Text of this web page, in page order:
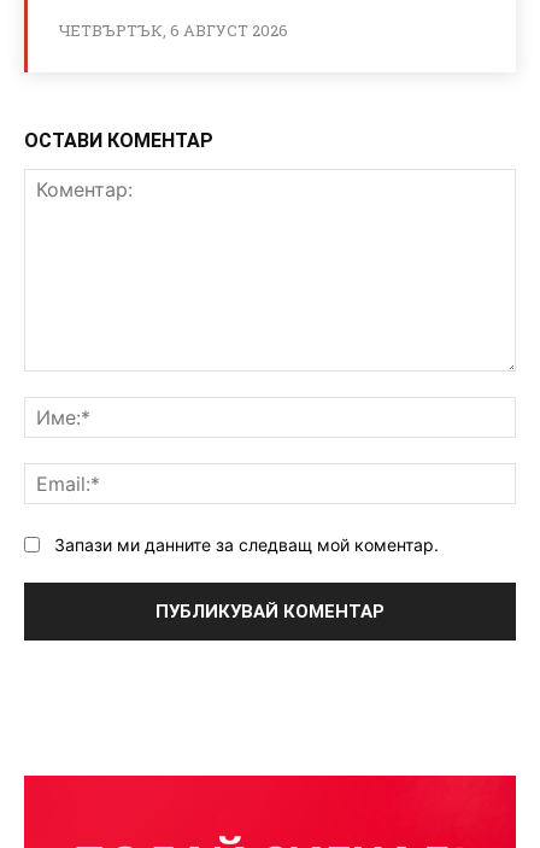
ЧЕТВЪРТЪК, 6 АВГУСТ 2026
ОСТАВИ КОМЕНТАР
Запази ми данните за следващ мой коментар.